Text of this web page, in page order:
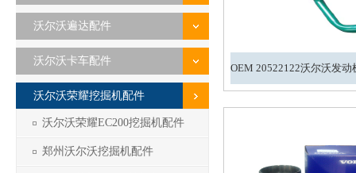
沃尔沃遍达配件
沃尔沃卡车配件
沃尔沃荣耀挖掘机配件
沃尔沃荣耀EC200挖掘机配件
郑州沃尔沃挖掘机配件